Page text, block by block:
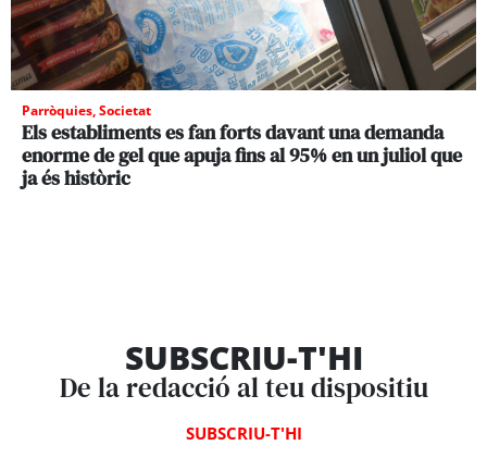
Parròquies,Societat
Els establiments es fan forts davant una demanda
enorme de gel que apuja fins al 95% en un juliol que
ja és històric
SUBSCRIU-T'HI
De la redacció al teu dispositiu
SUBSCRIU-T'HI